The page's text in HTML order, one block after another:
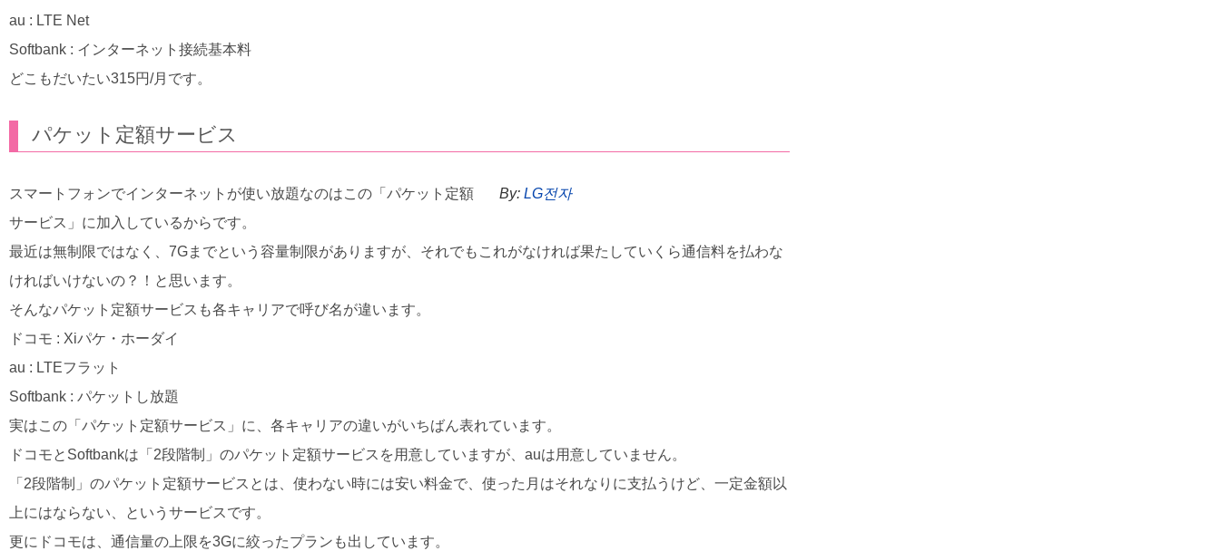
au : LTE Net
Softbank : インターネット接続基本料
どこもだいたい315円/月です。
パケット定額サービス
By: LG전자
スマートフォンでインターネットが使い放題なのはこの「パケット定額
サービス」に加入しているからです。
最近は無制限ではなく、7Gまでという容量制限がありますが、それでもこれがなければ果たしていくら通信料を払わな
ければいけないの？！と思います。
そんなパケット定額サービスも各キャリアで呼び名が違います。
ドコモ : Xiパケ・ホーダイ
au : LTEフラット
Softbank : パケットし放題
実はこの「パケット定額サービス」に、各キャリアの違いがいちばん表れています。
ドコモとSoftbankは「2段階制」のパケット定額サービスを用意していますが、auは用意していません。
「2段階制」のパケット定額サービスとは、使わない時には安い料金で、使った月はそれなりに支払うけど、一定金額以
上にはならない、というサービスです。
更にドコモは、通信量の上限を3Gに絞ったプランも出しています。